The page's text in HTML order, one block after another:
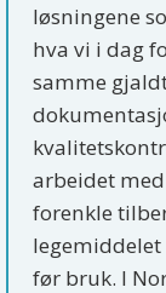
løsningene
hva vi i dag
samme
arbeidet
forenkle
før bruk. I